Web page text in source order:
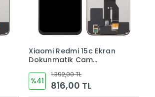
Xiaomi Redmi 15c Ekran
Dokunmatik Cam
%41
1.392,00 TL
816,00 TL